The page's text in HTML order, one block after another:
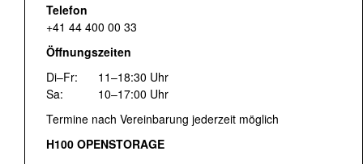
Telefon
+41 44 400 00 33
Öffnungszeiten
Di–Fr:
11–18:30 Uhr
Sa:
10–17:00 Uhr
Termine nach Vereinbarung jederzeit möglich
H100 OPENSTORAGE